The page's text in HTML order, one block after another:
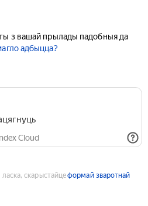
з вашай прылады падобныя да
адбыцца?
Cloud
ласка, скарыстайцеформай зваротнай